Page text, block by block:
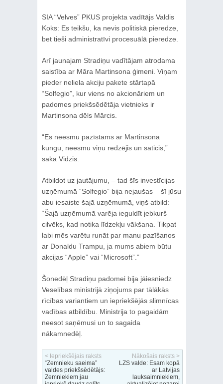
SIA “Velves” PKUS projekta vadītājs Valdis
Koks: Es teikšu, ka nevis politiskā pieredze,
bet tieši administratīvi procesuālā pieredze.
Arī jaunajam Stradiņu vadītājam atrodama
saistība ar Māra Martinsona ģimeni. Viņam
pieder neliela akciju pakete stārtapā
“Solfegio”, kur viens no akcionāriem un
padomes priekšsēdētāja vietnieks ir
Martinsona dēls Mārcis.
“Es neesmu pazīstams ar Martinsona
kungu, neesmu viņu redzējis un saticis,”
saka Vidzis.
Atbildot uz jautājumu, – tad šīs investīcijas
uzņēmumā “Solfegio” bija nejaušas – šī jūsu
abu iesaiste šajā uzņēmumā, viņš atbild:
“Šajā uzņēmumā varēja ieguldīt jebkurš
cilvēks, kad notika līdzekļu vākšana. Tikpat
labi mēs varētu runāt par manu pazīšanos
ar Donaldu Trampu, ja mums abiem būtu
akcijas “Apple” vai “Microsoft”.”
Šonedēļ Stradiņu padomei bija jāiesniedz
Veselības ministrijā ziņojums par tālākās
rīcības variantiem un iepriekšējās slimnīcas
vadības atbildību. Ministrija to pagaidām
neesot saņēmusi un to sagaida
nākamnedēļ.
< Iepriekšējais raksts
“Zemnieku saeima”
valdes priekšsēdētājs:
Zemniekiem jau
Nākošais raksts >
LZS valde: Esam kopā
ar Latvijas
lauksaimniekiem,